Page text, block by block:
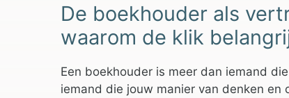
De boekhouder als
waarom de klik
Een boekhouder is meer dan iemand
iemand die jouw manier van denken en